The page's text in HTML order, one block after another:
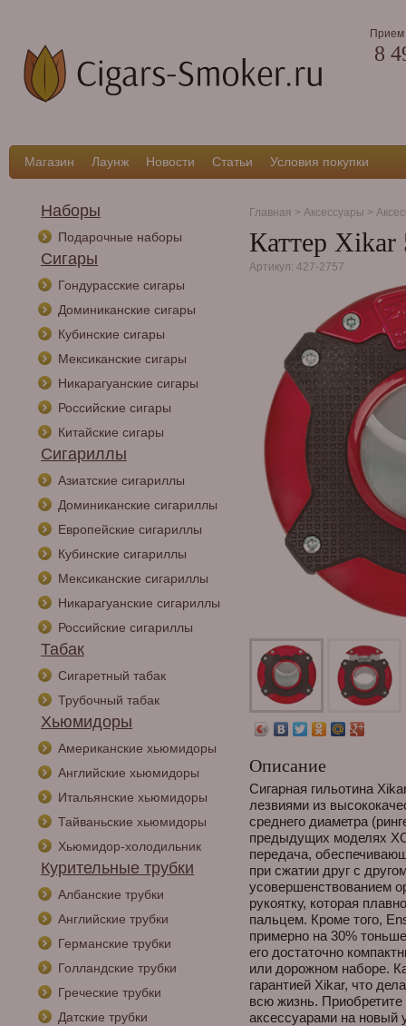
Прием
8
Магазин Лаунж Новости Статьи Условия покупки
Наборы
Подарочные наборы
Сигары
Гондурасские сигары
Доминиканские сигары
Кубинские сигары
Мексиканские сигары
Никарагуанские сигары
Российские сигары
Китайские сигары
Сигариллы
Азиатские сигариллы
Доминиканские сигариллы
Европейские сигариллы
Кубинские сигариллы
Мексиканские сигариллы
Никарагуанские сигариллы
Российские сигариллы
Табак
Сигаретный табак
Трубочный табак
Хьюмидоры
Американские хьюмидоры
Английские хьюмидоры
Итальянские хьюмидоры
Тайваньские хьюмидоры
Хьюмидор-холодильник
Курительные трубки
Албанские трубки
Английские трубки
Германские трубки
Голландские трубки
Греческие трубки
Датские трубки
Главная > Аксессуары >
Каттер Xikar
Артикул: 427-2757
Описание
Сигарная гильотина
лезвиями из
среднего диаметра
предыдущих моделях
передача,
при сжатии друг с
усовершенствованием
рукоятку, которая
пальцем. Кроме того,
примерно на 30%
его достаточно
или дорожном наборе.
гарантией Xikar, что
всю жизнь.
аксессуарами на новый